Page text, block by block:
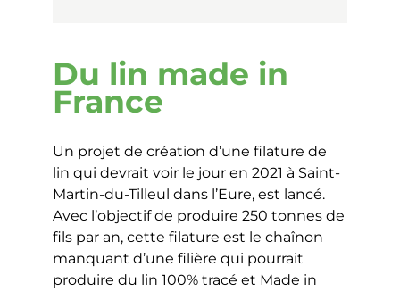
Du lin made in
France
Un projet de création d’une filature de
lin qui devrait voir le jour en 2021 à Saint-
Martin-du-Tilleul dans l’Eure, est lancé.
Avec l’objectif de produire 250 tonnes de
fils par an, cette filature est le chaînon
manquant d’une filière qui pourrait
produire du lin 100% tracé et Made in